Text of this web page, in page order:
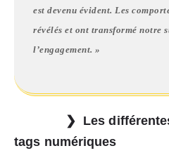
est devenu évident. Les
révélés et ont transformé notre
l’engagement. »
Les
tags numériques